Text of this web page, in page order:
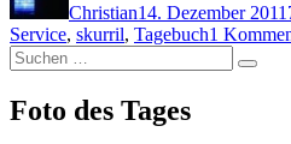
Christian14. Dezember 2011
Service, skurril, Tagebuch1
Suchen
nach:
Suchen
Foto des Tages